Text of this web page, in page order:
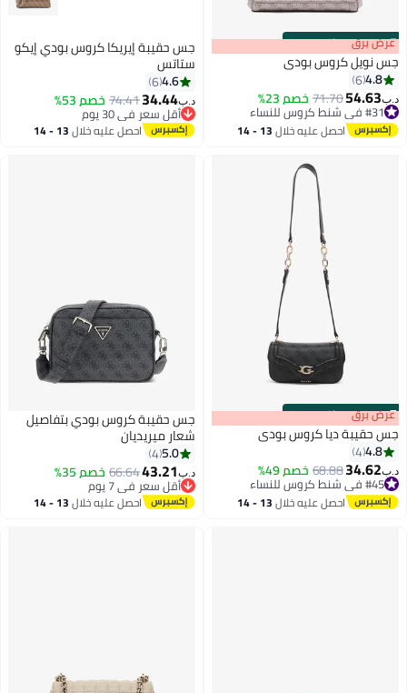
00m:00s
·باقي 100% عرض برق
جس نويل كروس بودي
4.8
6
د.ب‏54.63
71.70خصم 23%
#31 في شنط كروس للنساء
#31 في شنط كروس للنساء احصل عليه خلال 13 - 14
جس حقيبة إيريكا كروس بودي إيكو
ستاتس
4.6
6
د.ب‏34.44
74.41خصم 53%
أقل سعر في 30 يوم
أقل سعر في 30 يوماحصل عليه خلال 13 - 14
00m:00s
·باقي 100% عرض برق
جس حقيبة ديا كروس بودي
4.8
4
د.ب‏34.62
68.88خصم 49%
#45 في شنط كروس للنساء
#45 في شنط كروس للنساء احصل عليه خلال 13 - 14
جس حقيبة كروس بودي بتفاصيل
شعار ميريديان
5.0
4
د.ب‏43.21
66.64خصم 35%
أقل سعر في 7 يوم
أقل سعر في 7 يوماحصل عليه خلال 13 - 14